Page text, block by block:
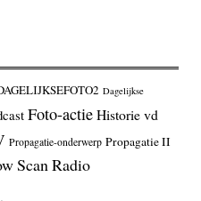
Dagelijkse
Foto-actieHistorie vd
Propagatie-onderwerp Propagatie II
Scan Radio